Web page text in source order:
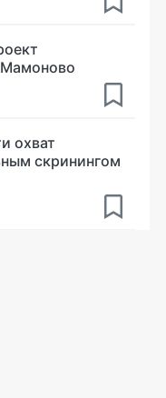
Мамоново
охват
скринингом